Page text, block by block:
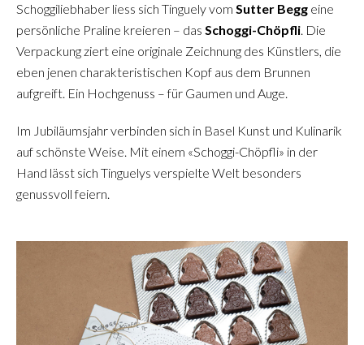
Schoggiliebhaber liess sich Tinguely vom Sutter Begg eine
persönliche Praline kreieren – das Schoggi-Chöpfli. Die
Verpackung ziert eine originale Zeichnung des Künstlers, die
eben jenen charakteristischen Kopf aus dem Brunnen
aufgreift. Ein Hochgenuss – für Gaumen und Auge.
Im Jubiläumsjahr verbinden sich in Basel Kunst und Kulinarik
auf schönste Weise. Mit einem «Schoggi-Chöpfli» in der
Hand lässt sich Tinguelys verspielte Welt besonders
genussvoll feiern.